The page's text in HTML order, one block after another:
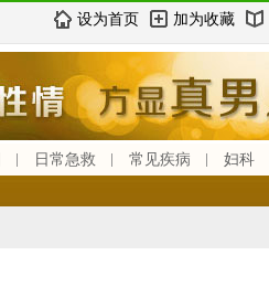
设为首页 加为收藏
日常急救 常见疾病 妇科